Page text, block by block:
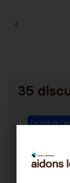
35
Le rôle de